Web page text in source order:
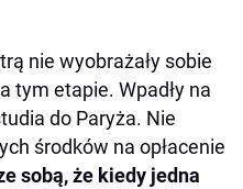
nie wyobrażały sobie
tym etapie. Wpadły na
do Paryża. Nie
środków na opłacenie
sobą, że kiedy jedna